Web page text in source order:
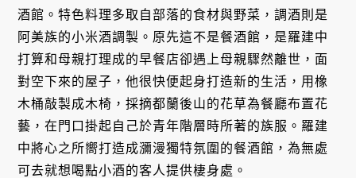
酒館。特色料理多取自部落的食材與野菜，調酒則是
阿美族的小米酒調製。原先這不是餐酒館，是羅建中
打算和母親打理成的早餐店卻遇上母親驟然離世，面
對空下來的屋子，他很快便起身打造新的生活，用橡
木桶敲製成木椅，採摘都蘭後山的花草為餐廳布置花
藝，在門口掛起自己於青年階層時所著的族服。羅建
中將心之所嚮打造成瀰漫獨特氛圍的餐酒館，為無處
可去就想喝點小酒的客人提供棲身處。